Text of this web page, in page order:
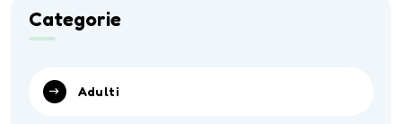
Categorie
Adulti